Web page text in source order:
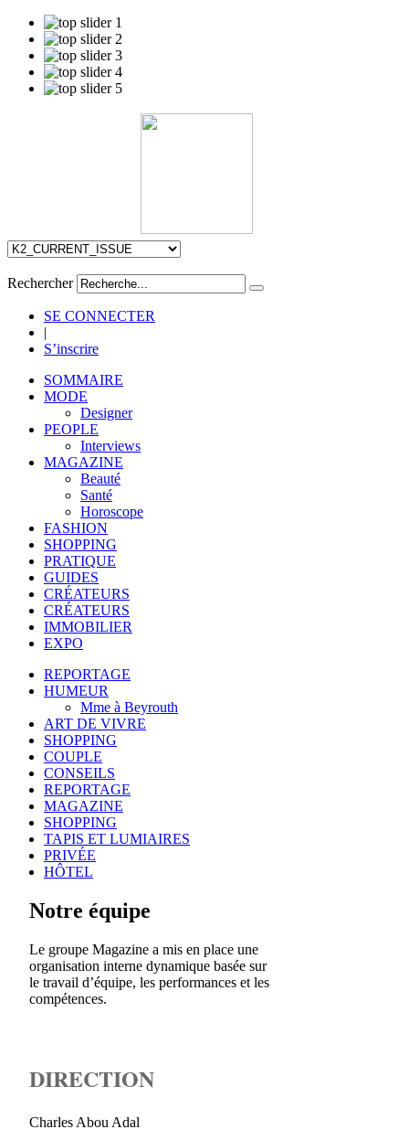
Rechercher
SE CONNECTER
|
S’inscrire
SOMMAIRE
MODE
Designer
PEOPLE
Interviews
MAGAZINE
Beauté
Santé
Horoscope
FASHION
SHOPPING
PRATIQUE
GUIDES
CRÉATEURS
CRÉATEURS
IMMOBILIER
EXPO
REPORTAGE
HUMEUR
Mme à Beyrouth
ART DE VIVRE
SHOPPING
COUPLE
CONSEILS
REPORTAGE
MAGAZINE
SHOPPING
TAPIS ET LUMIAIRES
PRIVÉE
HÔTEL
Notre équipe
Le groupe Magazine a mis en place une
organisation interne dynamique basée sur
le travail d’équipe, les performances et les
compétences.
DIRECTION
Charles Abou Adal